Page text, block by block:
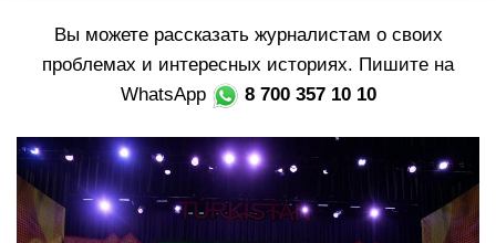
и
г
а
Вы можете рассказать журналистам о своих
проблемах и интересных историях. Пишите на
WhatsApp
8 700 357 10 10